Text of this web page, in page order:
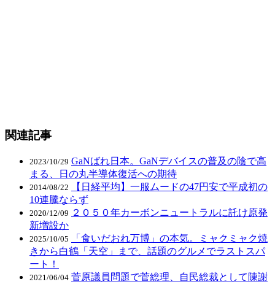
関連記事
2023/10/29 GaNばれ日本。GaNデバイスの普及の陰で高
まる、日の丸半導体復活への期待
2014/08/22
【日経平均】一服ムードの47円安で平成初の
10連騰ならず
2020/12/09 ２０５０年カーボンニュートラルに託け原発
新増設か
2025/10/05
「食いだおれ万博」の本気。ミャクミャク焼
きから白鶴「天空」まで、話題のグルメでラストスパ
ート！
2021/06/04 菅原議員問題で菅総理、自民総裁として陳謝